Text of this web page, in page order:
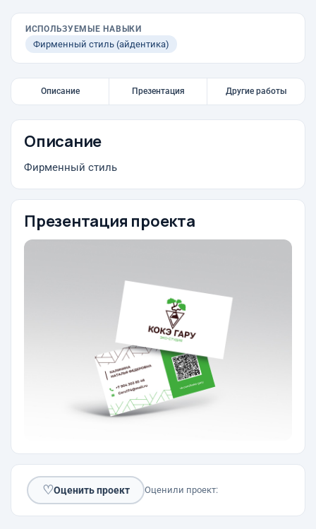
ИСПОЛЬЗУЕМЫЕ НАВЫКИ
Фирменный стиль (айдентика)
Описание Презентация Другие работы
Описание
Фирменный стиль
Презентация проекта
♡Оценить проект Оценили проект: